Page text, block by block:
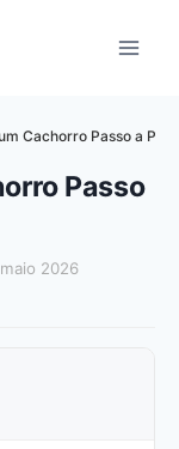
Cachorro Passo a
Passo
2026